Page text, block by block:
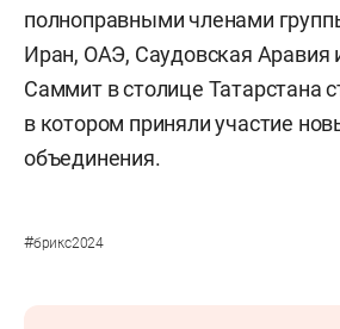
полноправными членами
Иран, ОАЭ, Саудовская Аравия
Саммит в столице Татарстана
в котором приняли участие
объединения.
#брикс2024